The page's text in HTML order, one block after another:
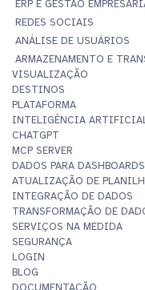
ERP E GESTÃO
REDES SOCIAIS
ANÁLISE DE USUÁRIOS
ARMAZENAMENTO E
VISUALIZAÇÃO
DESTINOS
PLATAFORMA
INTELIGÊNCIA
CHATGPT
MCP SERVER
DADOS PARA DASHBOARDS
ATUALIZAÇÃO DE
INTEGRAÇÃO DE DADOS
TRANSFORMAÇÃO DE
SERVIÇOS NA MEDIDA
SEGURANÇA
LOGIN
BLOG